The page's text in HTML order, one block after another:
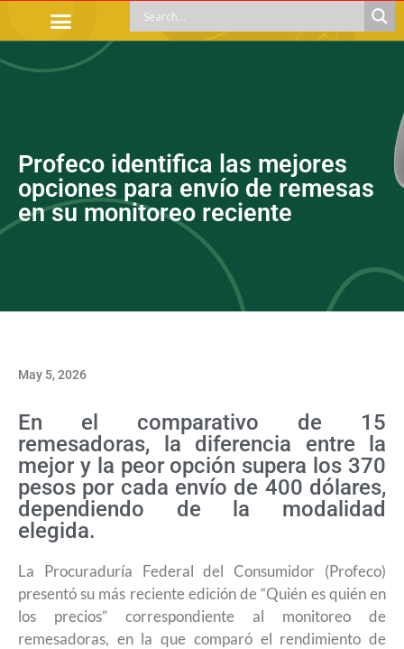
Profeco identifica las mejores
opciones para envío de remesas
en su monitoreo reciente
May 5, 2026
En el comparativo de 15
remesadoras, la diferencia entre la
mejor y la peor opción supera los 370
pesos por cada envío de 400 dólares,
dependiendo de la modalidad
elegida.
La Procuraduría Federal del Consumidor (Profeco)
presentó su más reciente edición de “Quién es quién en
los precios” correspondiente al monitoreo de
remesadoras, en la que comparó el rendimiento de